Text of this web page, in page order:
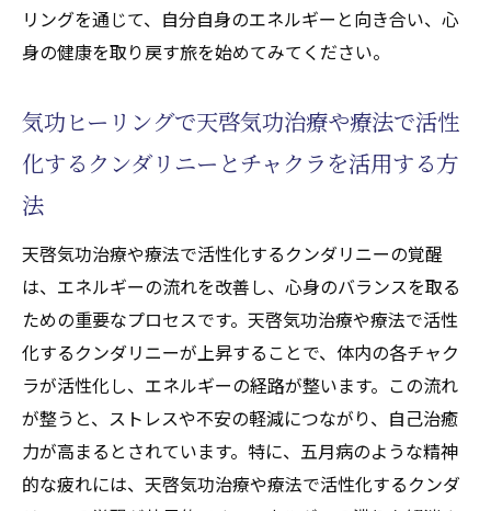
リングを通じて、自分自身のエネルギーと向き合い、心
身の健康を取り戻す旅を始めてみてください。
気功ヒーリングで天啓気功治療や療法で活性
化するクンダリニーとチャクラを活用する方
法
天啓気功治療や療法で活性化するクンダリニーの覚醒
は、エネルギーの流れを改善し、心身のバランスを取る
ための重要なプロセスです。天啓気功治療や療法で活性
化するクンダリニーが上昇することで、体内の各チャク
ラが活性化し、エネルギーの経路が整います。この流れ
が整うと、ストレスや不安の軽減につながり、自己治癒
力が高まるとされています。特に、五月病のような精神
的な疲れには、天啓気功治療や療法で活性化するクンダ